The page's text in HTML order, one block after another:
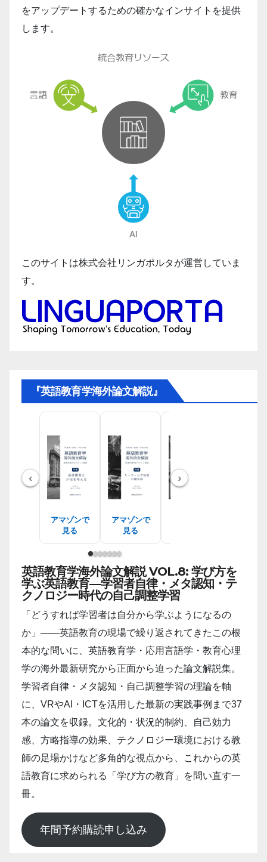
をアップデートするための確かなインサイトを提供
します。
このサイトは株式会社リンガポルタが運営していま
す。
『英語教育学海外論文解説』
‹
アマゾンで
見る
アマゾンで
見る
›
英語教育学海外論文解説 VOL.8: 学び方を
学ぶ英語教育―学習者自律・メタ認知・テ
クノロジー時代の自己調整学習
「どうすれば学習者は自分から学ぶようになるの
か」――英語教育の現場で繰り返されてきたこの根
本的な問いに、英語教育学・応用言語学・教育心理
学の海外最新研究から正面から迫った論文解説集。
学習者自律・メタ認知・自己調整学習の理論を軸
に、VRやAI・ICTを活用した最新の実践事例まで37
本の論文を収録。文化的・状況的制約、自己効力
感、方略指導の効果、テクノロジー環境における教
師の足場かけなど多角的な視点から、これからの英
語教育に求められる「学び方の教育」を問い直す一
冊。
年間予約購読申し込み